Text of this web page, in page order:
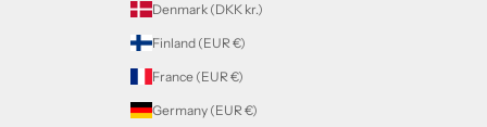
Denmark (DKK kr.)
Finland (EUR €)
France (EUR €)
Germany (EUR €)